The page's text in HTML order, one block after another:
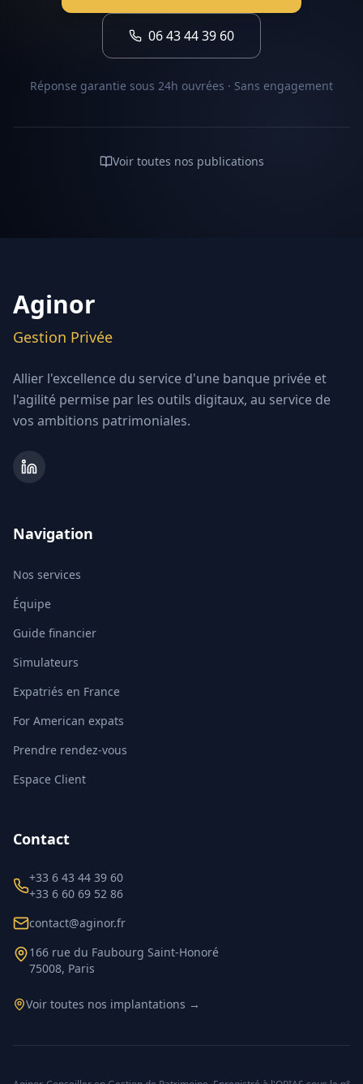
06 43 44 39 60
Réponse garantie sous 24h ouvrées · Sans engagement
Voir toutes nos publications
Aginor
Gestion Privée
Allier l'excellence du service d'une banque privée et
l'agilité permise par les outils digitaux, au service de
vos ambitions patrimoniales.
Navigation
Nos services
Équipe
Guide financier
Simulateurs
Expatriés en France
For American expats
Prendre rendez-vous
Espace Client
Contact
+33 6 43 44 39 60
+33 6 60 69 52 86
contact@aginor.fr
166 rue du Faubourg Saint-Honoré
75008, Paris
Voir toutes nos implantations →